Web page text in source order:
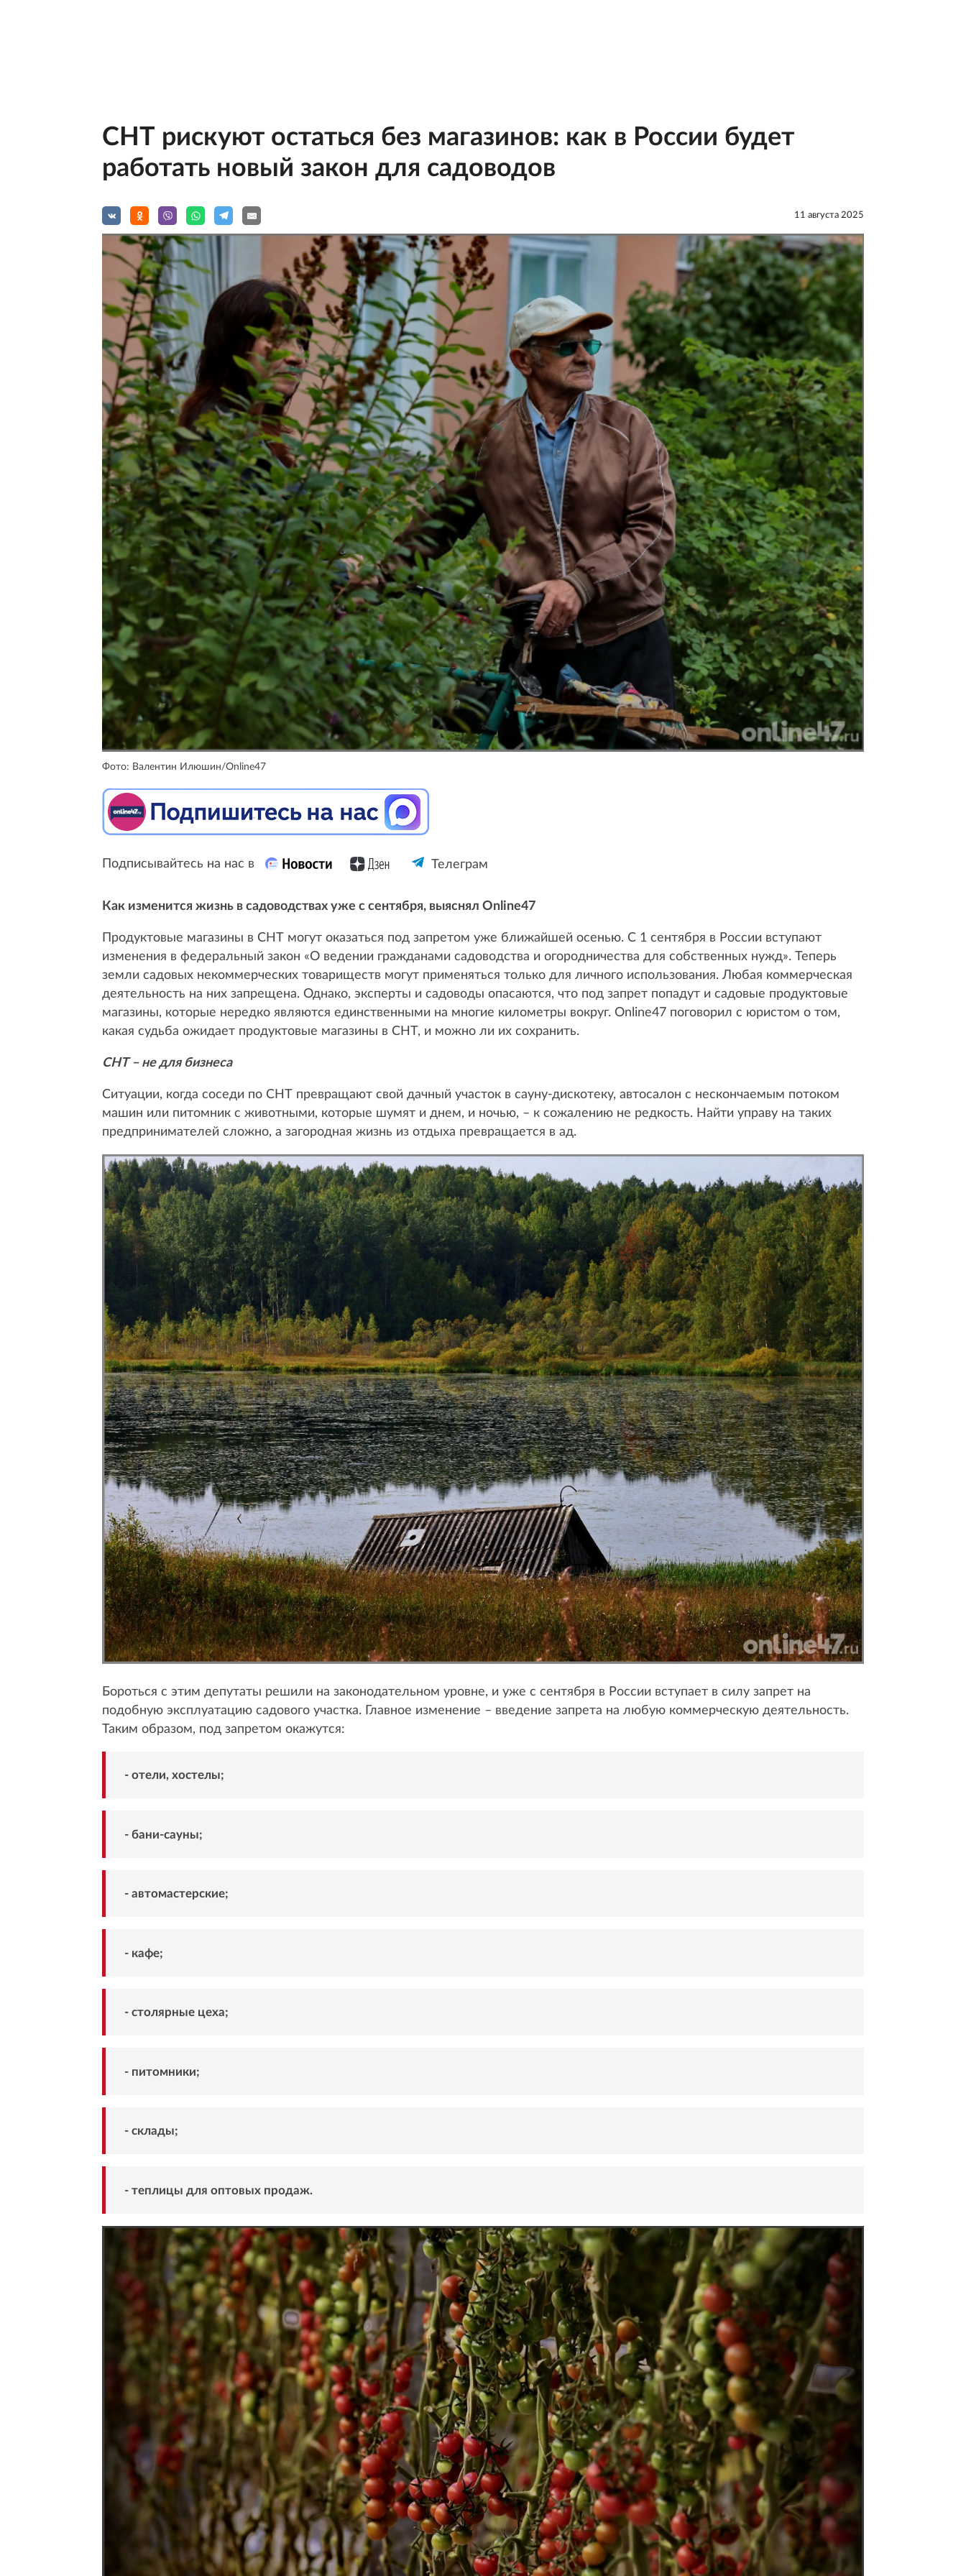
СНТ рискуют остаться без магазинов: как в России будет
работать новый закон для садоводов
11 августа 2025
Фото: Валентин Илюшин/Online47
Подписывайтесь на нас в Телеграм
Как изменится жизнь в садоводствах уже с сентября, выяснял Online47
Продуктовые магазины в СНТ могут оказаться под запретом уже ближайшей осенью. С 1 сентября в России вступают
изменения в федеральный закон «О ведении гражданами садоводства и огородничества для собственных нужд». Теперь
земли садовых некоммерческих товариществ могут применяться только для личного использования. Любая коммерческая
деятельность на них запрещена. Однако, эксперты и садоводы опасаются, что под запрет попадут и садовые продуктовые
магазины, которые нередко являются единственными на многие километры вокруг. Online47 поговорил с юристом о том,
какая судьба ожидает продуктовые магазины в СНТ, и можно ли их сохранить.
СНТ – не для бизнеса
Ситуации, когда соседи по СНТ превращают свой дачный участок в сауну-дискотеку, автосалон с нескончаемым потоком
машин или питомник с животными, которые шумят и днем, и ночью, – к сожалению не редкость. Найти управу на таких
предпринимателей сложно, а загородная жизнь из отдыха превращается в ад.
Бороться с этим депутаты решили на законодательном уровне, и уже с сентября в России вступает в силу запрет на
подобную эксплуатацию садового участка. Главное изменение – введение запрета на любую коммерческую деятельность.
Таким образом, под запретом окажутся:
- отели, хостелы;
- бани-сауны;
- автомастерские;
- кафе;
- столярные цеха;
- питомники;
- склады;
- теплицы для оптовых продаж.